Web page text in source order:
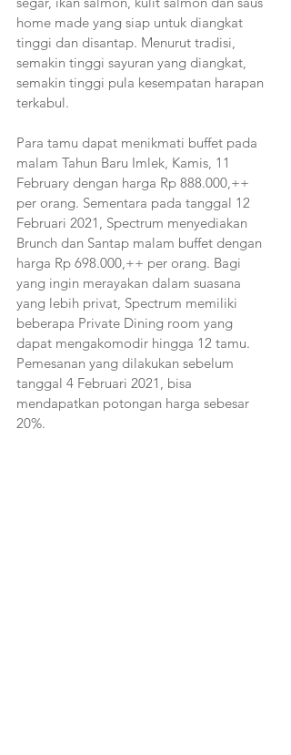
home made yang siap untuk diangkat
tinggi dan disantap. Menurut tradisi,
semakin tinggi sayuran yang diangkat,
semakin tinggi pula kesempatan harapan
terkabul.
Para tamu dapat menikmati buffet pada
malam Tahun Baru Imlek, Kamis, 11
February dengan harga Rp 888.000,++
per orang. Sementara pada tanggal 12
Februari 2021, Spectrum menyediakan
Brunch dan Santap malam buffet dengan
harga Rp 698.000,++ per orang. Bagi
yang ingin merayakan dalam suasana
yang lebih privat, Spectrum memiliki
beberapa Private Dining room yang
dapat mengakomodir hingga 12 tamu.
Pemesanan yang dilakukan sebelum
tanggal 4 Februari 2021, bisa
mendapatkan potongan harga sebesar
20%.